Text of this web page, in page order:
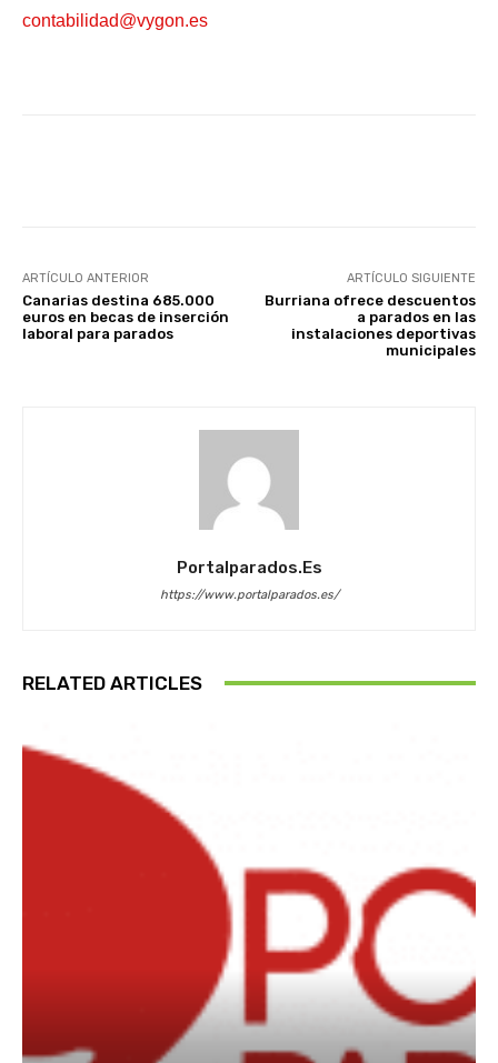
contabilidad@vygon.es
ARTÍCULO ANTERIOR
Canarias destina 685.000
euros en becas de inserción
laboral para parados
ARTÍCULO SIGUIENTE
Burriana ofrece descuentos
a parados en las
instalaciones deportivas
municipales
Portalparados.es
https://www.portalparados.es/
RELATED ARTICLES